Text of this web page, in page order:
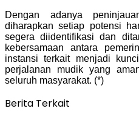
Dengan adanya
diharapkan setiap potensi
segera diidentifikasi dan
kebersamaan antara
instansi terkait menjadi
perjalanan mudik yang
seluruh masyarakat. (*)
Berita Terkait